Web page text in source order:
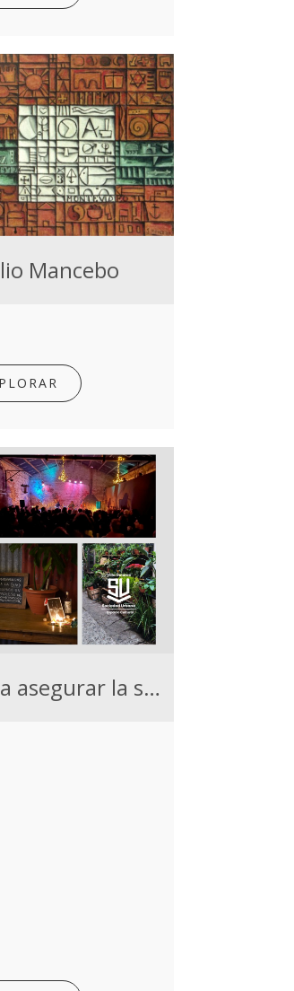
Mancebo
Proyecto para asegurar la sustentabilidad del espacio cultural Sociedad Urbana Villa Dolores